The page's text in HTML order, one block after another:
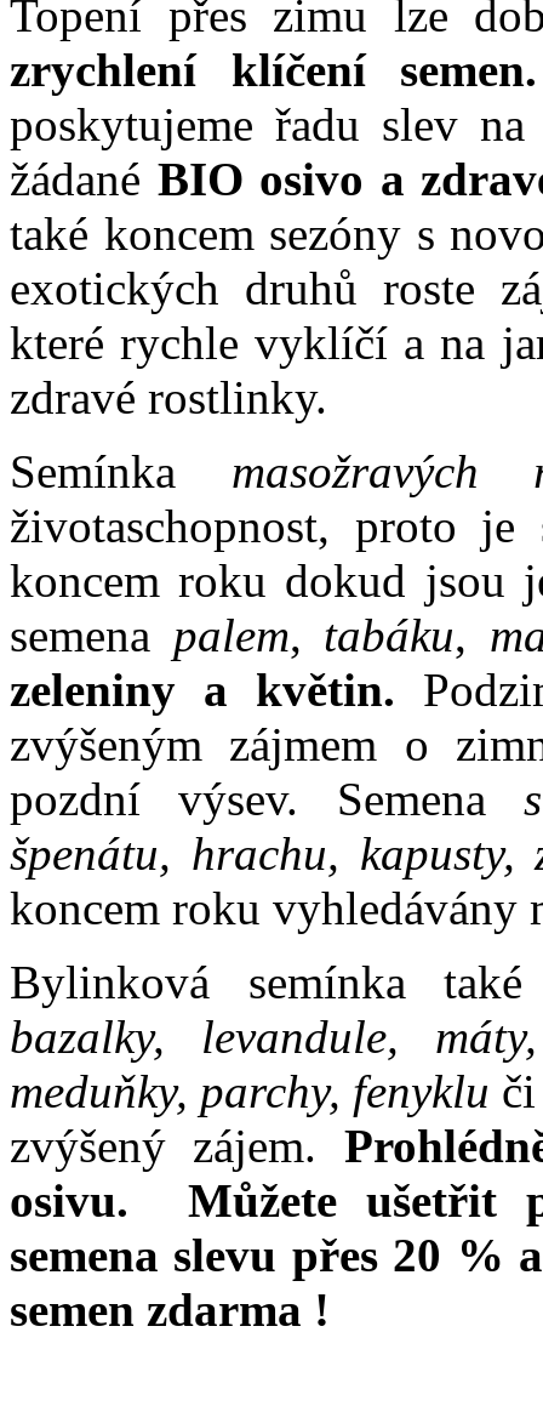
Topení přes zimu lze
zrychlení klíčení semen.
poskytujeme řadu slev
žádané BIO osivo a
také koncem sezóny s
exotických druhů roste
které rychle vyklíčí a na
zdravé rostlinky.
Semínka masožravých
životaschopnost, proto je
koncem roku dokud jsou
semena palem, tabáku,
zeleniny a květin.
zvýšeným zájmem o
pozdní výsev. Semena
špenátu, hrachu, kapusty,
koncem roku vyhledávány
Bylinková semínka
bazalky, levandule,
meduňky, parchy, fenyklu
zvýšený zájem.
osivu. Můžete ušetřit
semena slevu přes 20 %
semen zdarma !